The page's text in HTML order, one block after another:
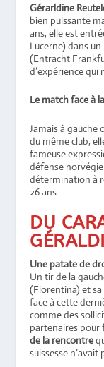
Gérarldine
bien puissante
ans, elle est
Lucerne) dans
(Entracht
d’expérience
Le match face à
Jamais à gauche
du même club,
fameuse
défense
détermination à
26 ans.
DU
Une patate de
Un tir de la
(Fiorentina) et sa
face à cette
comme des
partenaires pour
de la rencontre
suissesse